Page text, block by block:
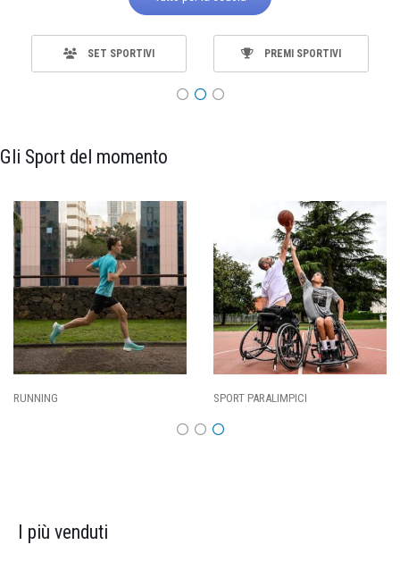
SET SPORTIVI PREMI SPORTIVI
Gli Sport del momento
SPORT PARALIMPICI
I più venduti